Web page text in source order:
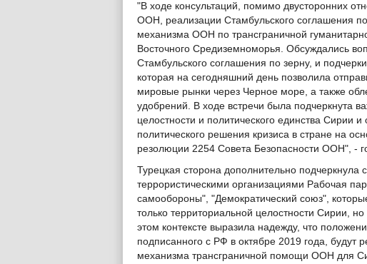
"В ходе консультаций, помимо двусторонних
ООН, реализации Стамбульского соглашения
механизма ООН по трансграничной
Восточного Средиземноморья. Обсуждались
Стамбульского соглашения по зерну, и
которая на сегодняшний день позволила
мировые рынки через Черное море, а также
удобрений. В ходе встречи была подчеркнута
целостности и политического единства Сирии
политического решения кризиса в стране на
резолюции 2254 Совета Безопасности ООН", -
Турецкая сторона дополнительно подчеркнула
террористическими организациями Рабочая
самообороны", "Демократический союз",
только территориальной целостности Сирии,
этом контексте выразила надежду, что
подписанного с РФ в октябре 2019 года,
механизма трансграничной помощи ООН для